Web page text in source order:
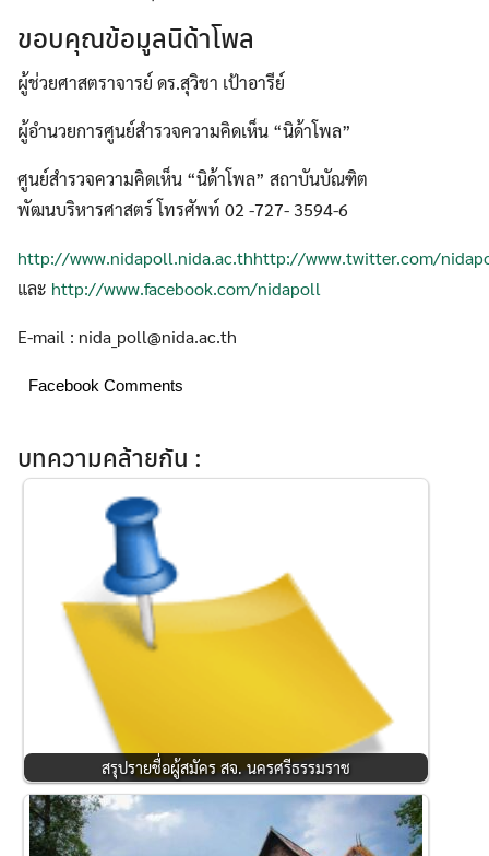
ขอบคุณข้อมูลนิด้าโพล
ผู้ช่วยศาสตราจารย์ ดร.สุวิชา เป้าอารีย์
ผู้อำนวยการศูนย์สำรวจความคิดเห็น “นิด้าโพล”
ศูนย์สำรวจความคิดเห็น “นิด้าโพล” สถาบันบัณฑิต
พัฒนบริหารศาสตร์ โทรศัพท์ 02 -727- 3594-6
http://www.nidapoll.nida.ac.thhttp://www.twitter.com/
และ http://www.facebook.com/nidapoll
E-mail : nida_poll@nida.ac.th
Facebook Comments
บทความคล้ายกัน :
สรุปรายชื่อผู้สมัคร สจ. นครศรีธรรมราช